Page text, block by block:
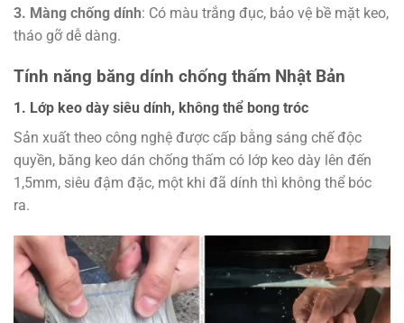
3. Màng chống dính: Có màu trắng đục, bảo vệ bề mặt keo,
tháo gỡ dễ dàng.
Tính năng băng dính chống thấm Nhật Bản
1. Lớp keo dày siêu dính, không thể bong tróc
Sản xuất theo công nghệ được cấp bằng sáng chế độc
quyền, băng keo dán chống thấm có lớp keo dày lên đến
1,5mm, siêu đậm đặc, một khi đã dính thì không thể bóc
ra.